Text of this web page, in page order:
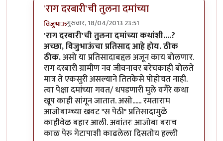
'राग दरबारी'ची तुलना दमांच्या
विजुभाऊगुरुवार, 18/04/2013 23:51
In reply toआंbyरमताराम
'राग दरबारी'ची तुलना दमांच्या कथांशी....?
अच्छा, विजुभाऊंचा प्रतिसाद आहे होय. ठीक
ठीक.असो या प्रतिसादाबद्दल अजून काय बोलणार.
राग दरबारी ग्रामीण नव जीवनावर बरेचकाही बोलते
मात्र ते एकसुरी असल्याने तितकेसे पोहोचत नाही.
त्या पेक्षा दमांच्या गवत/ धपडणारी मुले वगैरे कथा
खूप काही सांगून जातात. असो...... रमताराम
आजोबाम्च्या खवट "स पेठी" प्रतिसादामुळे
काहीवेळ बहार आली. अवांतरः आजोबा बराच
काळ पेरु गेटापाशी काढलेला दिसतोय हल्ली